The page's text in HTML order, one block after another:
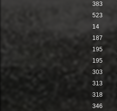
383
523
14
187
195
195
303
313
318
346